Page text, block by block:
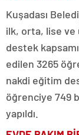
Kuşadası
ilk, orta, lise
destek
edilen 3265
nakdi eğitim
öğrenciye 749
yapıldı.